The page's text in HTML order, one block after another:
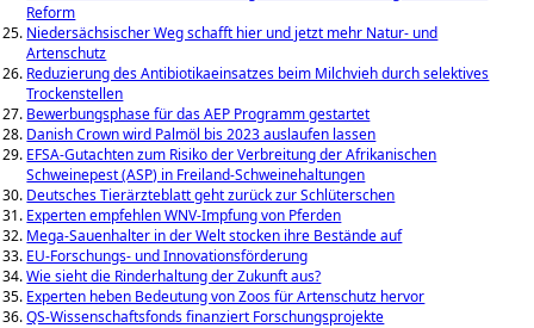
Reform
Niedersächsischer Weg schafft hier und jetzt mehr Natur- und
Artenschutz
Reduzierung des Antibiotikaeinsatzes beim Milchvieh durch selektives
Trockenstellen
Bewerbungsphase für das AEP Programm gestartet
Danish Crown wird Palmöl bis 2023 auslaufen lassen
EFSA-Gutachten zum Risiko der Verbreitung der Afrikanischen
Schweinepest (ASP) in Freiland-Schweinehaltungen
Deutsches Tierärzteblatt geht zurück zur Schlüterschen
Experten empfehlen WNV-Impfung von Pferden
Mega-Sauenhalter in der Welt stocken ihre Bestände auf
EU-Forschungs- und Innovationsförderung
Wie sieht die Rinderhaltung der Zukunft aus?
Experten heben Bedeutung von Zoos für Artenschutz hervor
QS-Wissenschaftsfonds finanziert Forschungsprojekte